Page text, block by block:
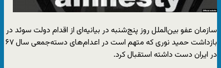
سازمان عفو بین‌الملل روز پنج‌شنبه در بیانیه‌ای از اقدام دولت سوئد در
بازداشت حمید نوری که متهم است در اعدام‌های دسته‌جمعی سال ۶۷
در ایران دست داشته استقبال کرد.